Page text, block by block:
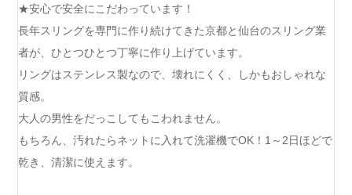
★安心で安全にこだわっています！
長年スリングを専門に作り続けてきた京都と仙台のスリング業
者が、ひとつひとつ丁寧に作り上げています。
リングはステンレス製なので、壊れにくく、しかもおしゃれな
質感。
大人の男性をだっこしてもこわれません。
もちろん、汚れたらネットに入れて洗濯機でOK！1～2日ほどで
乾き、清潔に使えます。